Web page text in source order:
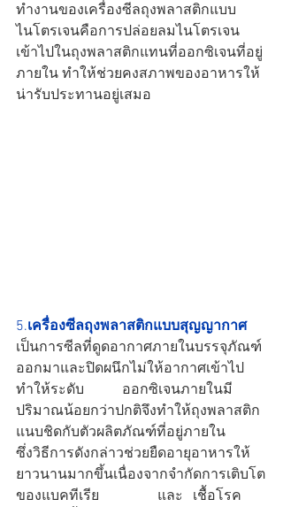
ทำงานของเครื่องซีลถุงพลาสติกแบบ
ไนโตรเจนคือการปล่อยลมไนโตรเจน
เข้าไปในถุงพลาสติกแทนที่ออกซิเจนที่อยู่
ภายใน ทำให้ช่วยคงสภาพของอาหารให้
น่ารับประทานอยู่เสมอ
5.เครื่องซีลถุงพลาสติกแบบสุญญากาศ
เป็นการซีลที่ดูดอากาศภายในบรรจุภัณฑ์
ออกมาและปิดผนึกไม่ให้อากาศเข้าไป
ทำให้ระดับ		ออกซิเจนภายในมี
ปริมาณน้อยกว่าปกติจึงทำให้ถุงพลาสติก
แนบชิดกับตัวผลิตภัณฑ์ที่อยู่ภายใน
ซึ่งวิธีการดังกล่าวช่วยยืดอายุอาหารให้
ยาวนานมากขึ้นเนื่องจากจำกัดการเติบโต
ของแบคทีเรีย		และ	เชื้อโรค